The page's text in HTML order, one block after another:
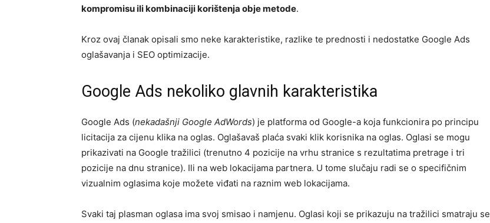
kompromisu ili kombinaciji korištenja obje metode.
Kroz ovaj članak opisali smo neke karakteristike, razlike te prednosti i nedostatke Google Ads
oglašavanja i SEO optimizacije.
Google Ads nekoliko glavnih karakteristika
Google Ads (nekadašnji Google AdWords) je platforma od Google-a koja funkcionira po principu
licitacija za cijenu klika na oglas. Oglašavaš plaća svaki klik korisnika na oglas. Oglasi se mogu
prikazivati na Google tražilici (trenutno 4 pozicije na vrhu stranice s rezultatima pretrage i tri
pozicije na dnu stranice). Ili na web lokacijama partnera. U tome slučaju radi se o specifičnim
vizualnim oglasima koje možete viđati na raznim web lokacijama.
Svaki taj plasman oglasa ima svoj smisao i namjenu. Oglasi koji se prikazuju na tražilici smatraju se